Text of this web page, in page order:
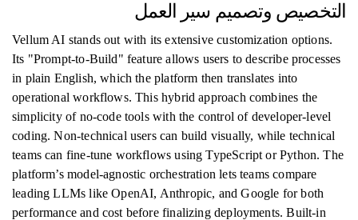
التخصيص وتصميم سير العمل
Vellum AI stands out with its extensive customization options.
Its "Prompt-to-Build" feature allows users to describe processes
in plain English, which the platform then translates into
operational workflows. This hybrid approach combines the
simplicity of no-code tools with the control of developer-level
coding. Non-technical users can build visually, while technical
teams can fine-tune workflows using TypeScript or Python. The
platform’s model-agnostic orchestration lets teams compare
leading LLMs like OpenAI, Anthropic, and Google for both
performance and cost before finalizing deployments. Built-in